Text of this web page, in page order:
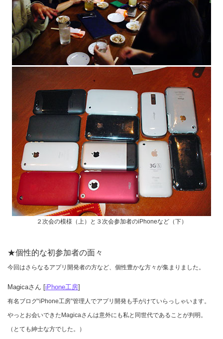
２次会の模様（上）と３次会参加者のiPhoneなど（下）
★個性的な初参加者の面々
今回はさらなるアプリ開発者の方など、個性豊かな方々が集まりました。
Magicaさん [iPhone工房]
有名ブログ“iPhone工房”管理人でアプリ開発も手がけていらっしゃいます。
やっとお会いできたMagicaさんは意外にも私と同世代であることが判明。
（とても紳士な方でした。）